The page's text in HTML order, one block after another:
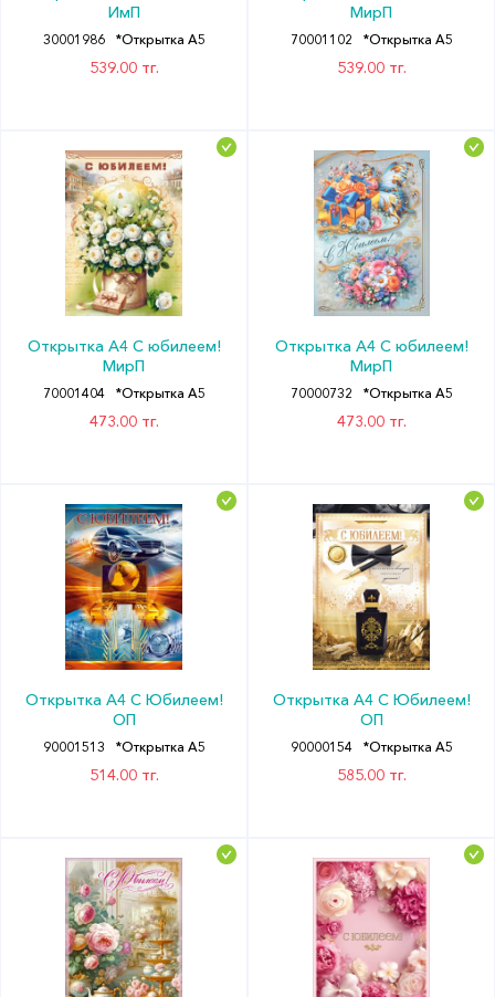
ИмП
30001986 *Открытка А5
539.00 тг.
МирП
70001102 *Открытка А5
539.00 тг.
Открытка А4 С юбилеем!
МирП
70001404 *Открытка А5
473.00 тг.
Открытка А4 С юбилеем!
МирП
70000732 *Открытка А5
473.00 тг.
Открытка А4 С Юбилеем!
ОП
90001513 *Открытка А5
514.00 тг.
Открытка А4 С Юбилеем!
ОП
90000154 *Открытка А5
585.00 тг.